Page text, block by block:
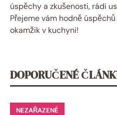
úspěchy a zkušenosti, rádi
Přejeme vám hodně
okamžik v kuchyni!
DOPORUČENÉ
NEZAŘAZENÉ